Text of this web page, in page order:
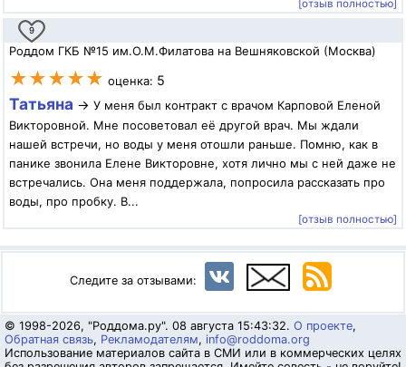
[отзыв полностью]
9
Роддом ГКБ №15 им.О.М.Филатова на Вешняковской (Москва)
★★★★★ оценка: 5
Татьяна → У меня был контракт с врачом Карповой Еленой
Викторовной. Мне посоветовал её другой врач. Мы ждали
нашей встречи, но воды у меня отошли раньше. Помню, как в
панике звонила Елене Викторовне, хотя лично мы с ней даже не
встречались. Она меня поддержала, попросила рассказать про
воды, про пробку. В...
[отзыв полностью]
Следите за отзывами:
© 1998-2026, "Роддома.ру". 08 августа 15:43:32. О проекте,
Обратная связь, Рекламодателям, info@roddoma.org
Использование материалов сайта в СМИ или в коммерческих целях